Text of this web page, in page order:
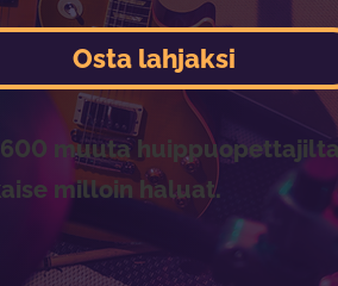
600 muuta
milloin haluat.
Osta lahjaksi